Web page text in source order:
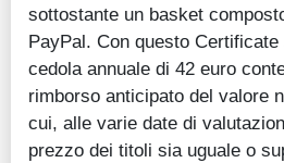
sottostante un basket
PayPal. Con questo
cedola annuale di 42 euro
rimborso anticipato del valore
cui, alle varie date di
prezzo dei titoli sia uguale o